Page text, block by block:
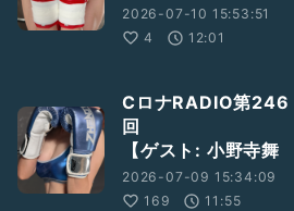
2026-07-10 15:53:51
4
12:01
CロナRADIO第246
【ゲスト: 小野寺舞
2026-07-09 15:34:09
169
11:55